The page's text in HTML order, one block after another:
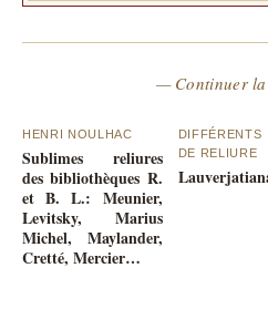
— Continuer
HENRI NOULHAC
Sublimes reliures
des bibliothèques R.
et B. L.: Meunier,
Levitsky, Marius
Michel, Maylander,
Cretté, Mercier…
DE RELIURE